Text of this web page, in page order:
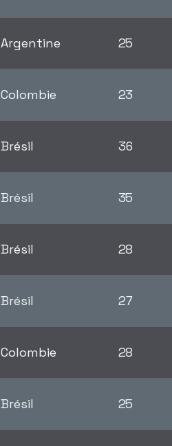
Argentine 25
Colombie 23
Brésil 36
Brésil 35
Brésil 28
Brésil 27
Colombie 28
Brésil 25